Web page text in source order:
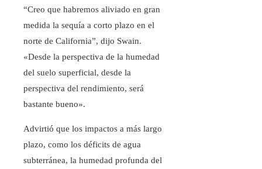
“Creo que habremos aliviado en gran
medida la sequía a corto plazo en el
norte de California”, dijo Swain.
«Desde la perspectiva de la humedad
del suelo superficial, desde la
perspectiva del rendimiento, será
bastante bueno».
Advirtió que los impactos a más largo
plazo, como los déficits de agua
subterránea, la humedad profunda del